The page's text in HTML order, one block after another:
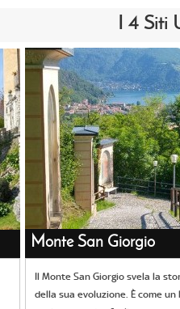
Monte San Giorgio
I 4 Siti
Il Monte San Giorgio svela la
della sua evoluzione. È come un